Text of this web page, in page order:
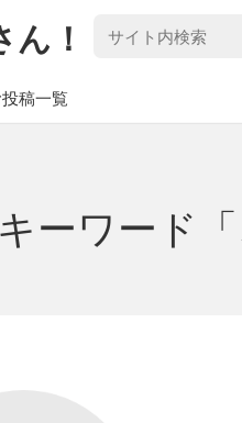
！
稿一覧
キーワード